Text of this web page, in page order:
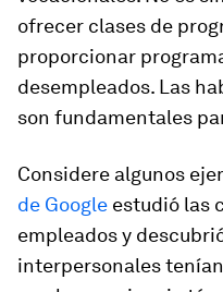
ofrecer clases de
proporcionar
desempleados. Las
son fundamentales
Considere algunos
de Google estudió las
empleados y
interpersonales